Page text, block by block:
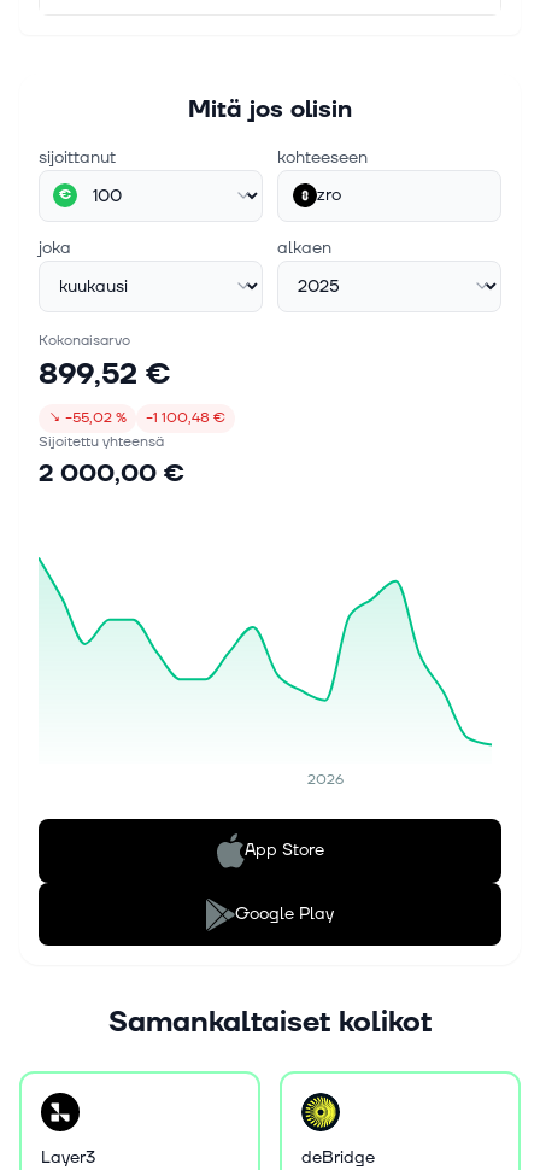
Mitä jos olisin
sijoittanut
€
kohteeseen
zro
joka alkaen
Kokonaisarvo
899,52 €
↘ −55,02 %
−1 100,48 €
Sijoitettu yhteensä
2 000,00 €
2026
App Store
Google Play
Samankaltaiset kolikot
Layer3
deBridge